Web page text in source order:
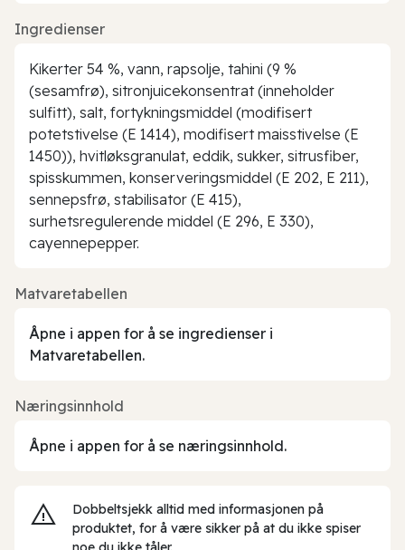
Ingredienser
Kikerter 54 %, vann, rapsolje, tahini (9 %
(sesamfrø), sitronjuicekonsentrat (inneholder
sulfitt), salt, fortykningsmiddel (modifisert
potetstivelse (E 1414), modifisert maisstivelse (E
1450)), hvitløksgranulat, eddik, sukker, sitrusfiber,
spisskummen, konserveringsmiddel (E 202, E 211),
sennepsfrø, stabilisator (E 415),
surhetsregulerende middel (E 296, E 330),
cayennepepper.
Matvaretabellen
Åpne i appen for å se ingredienser i
Matvaretabellen.
Næringsinnhold
Åpne i appen for å se næringsinnhold.
Dobbeltsjekk alltid med informasjonen på
produktet, for å være sikker på at du ikke spiser